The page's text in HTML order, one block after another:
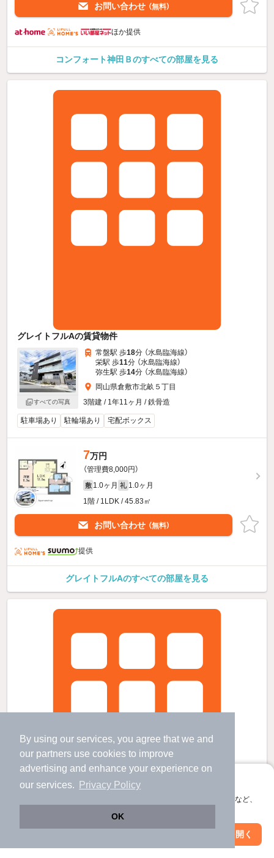
By using our services, you agree that we and
our partners use cookies to improve
advertising and enhance your experience on
our services.
Privacy Policy
OK
アプリに切り替えて、サクサクお部屋探し
会員登録なしですぐ使える。マップ検索やお気に入り保存など、
アプリを開く
お問い合わせ （無料）
ほか提供
コンフォート神田Ｂのすべての部屋を見る
グレイトフルAの賃貸物件
すべての写真
常盤駅 歩18分 （水島臨海線）
栄駅 歩11分 （水島臨海線）
弥生駅 歩14分 （水島臨海線）
岡山県倉敷市北畝５丁目
3階建 / 1年11ヶ月 / 鉄骨造
駐車場あり 駐輪場あり 宅配ボックス
7万円
（管理費8,000円）
敷 1.0ヶ月 礼 1.0ヶ月
1階 / 1LDK / 45.83㎡
お問い合わせ （無料）
提供
グレイトフルAのすべての部屋を見る
絞り込み条件を変更